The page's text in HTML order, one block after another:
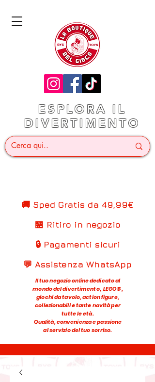
ESPLORA IL
DIVERTIMENTO
🚚 Sped Gratis da 49,99€
🏪 Ritiro in negozio
🔒 Pagamenti sicuri
💬 Assistenza WhatsApp
Il tuo negozio online dedicato al
mondo del divertimento, LEGO®,
giochi da tavolo, action figure,
collezionabili e tante novità per
tutte le età.
Qualità, convenienza e passione
al servizio del tuo sorriso.